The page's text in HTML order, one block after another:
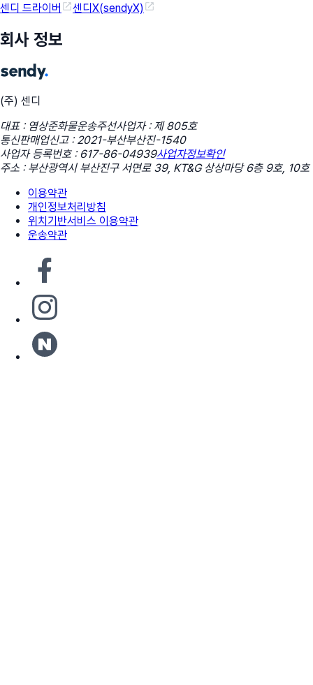
센디 드라이버 센디X(sendyX)
회사 정보
(주) 센디
대표 : 염상준화물운송주선사업자 : 제 805호
통신판매업신고 : 2021-부산부산진-1540
사업자 등록번호 : 617-86-04939사업자정보확인
주소 : 부산광역시 부산진구 서면로 39, KT&G 상상마당 6층 9호, 10호
이용약관
개인정보처리방침
위치기반서비스 이용약관
운송약관